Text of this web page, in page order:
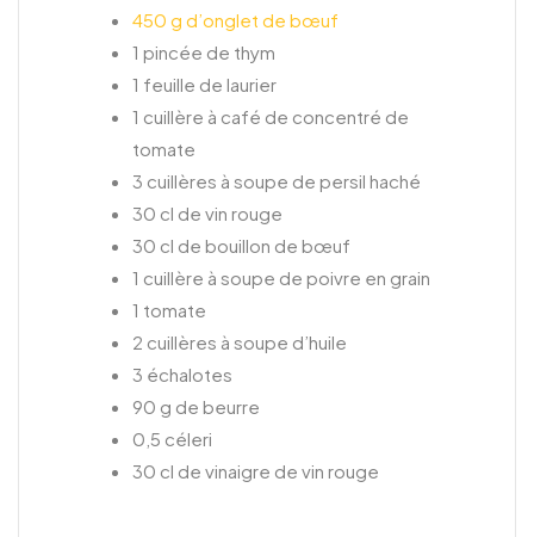
450 g d’onglet de bœuf
1 pincée de thym
1 feuille de laurier
1 cuillère à café de concentré de
tomate
3 cuillères à soupe de persil haché
30 cl de vin rouge
30 cl de bouillon de bœuf
1 cuillère à soupe de poivre en grain
1 tomate
2 cuillères à soupe d’huile
3 échalotes
90 g de beurre
0,5 céleri
30 cl de vinaigre de vin rouge